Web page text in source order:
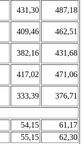
431,30
487,18
409,46
462,51
382,16
431,68
417,02
471,06
333,39
376,71
54,15
61,17
55,15
62,30